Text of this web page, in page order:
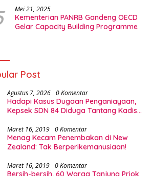
Mei 21, 2025
Kementerian PANRB Gandeng OECD
Gelar Capacity Building Programme
Post
Agustus 7, 2026 0 Komentar
Hadapi Kasus Dugaan Penganiayaan,
Kepsek SDN 84 Diduga Tantang Kadis
Maret 16, 2019 0 Komentar
Menag Kecam Penembakan di New
Zealand: Tak Berperikemanusiaan!
Maret 16, 2019 0 Komentar
Bersih-bersih, 60 Warga Tanjung Priok